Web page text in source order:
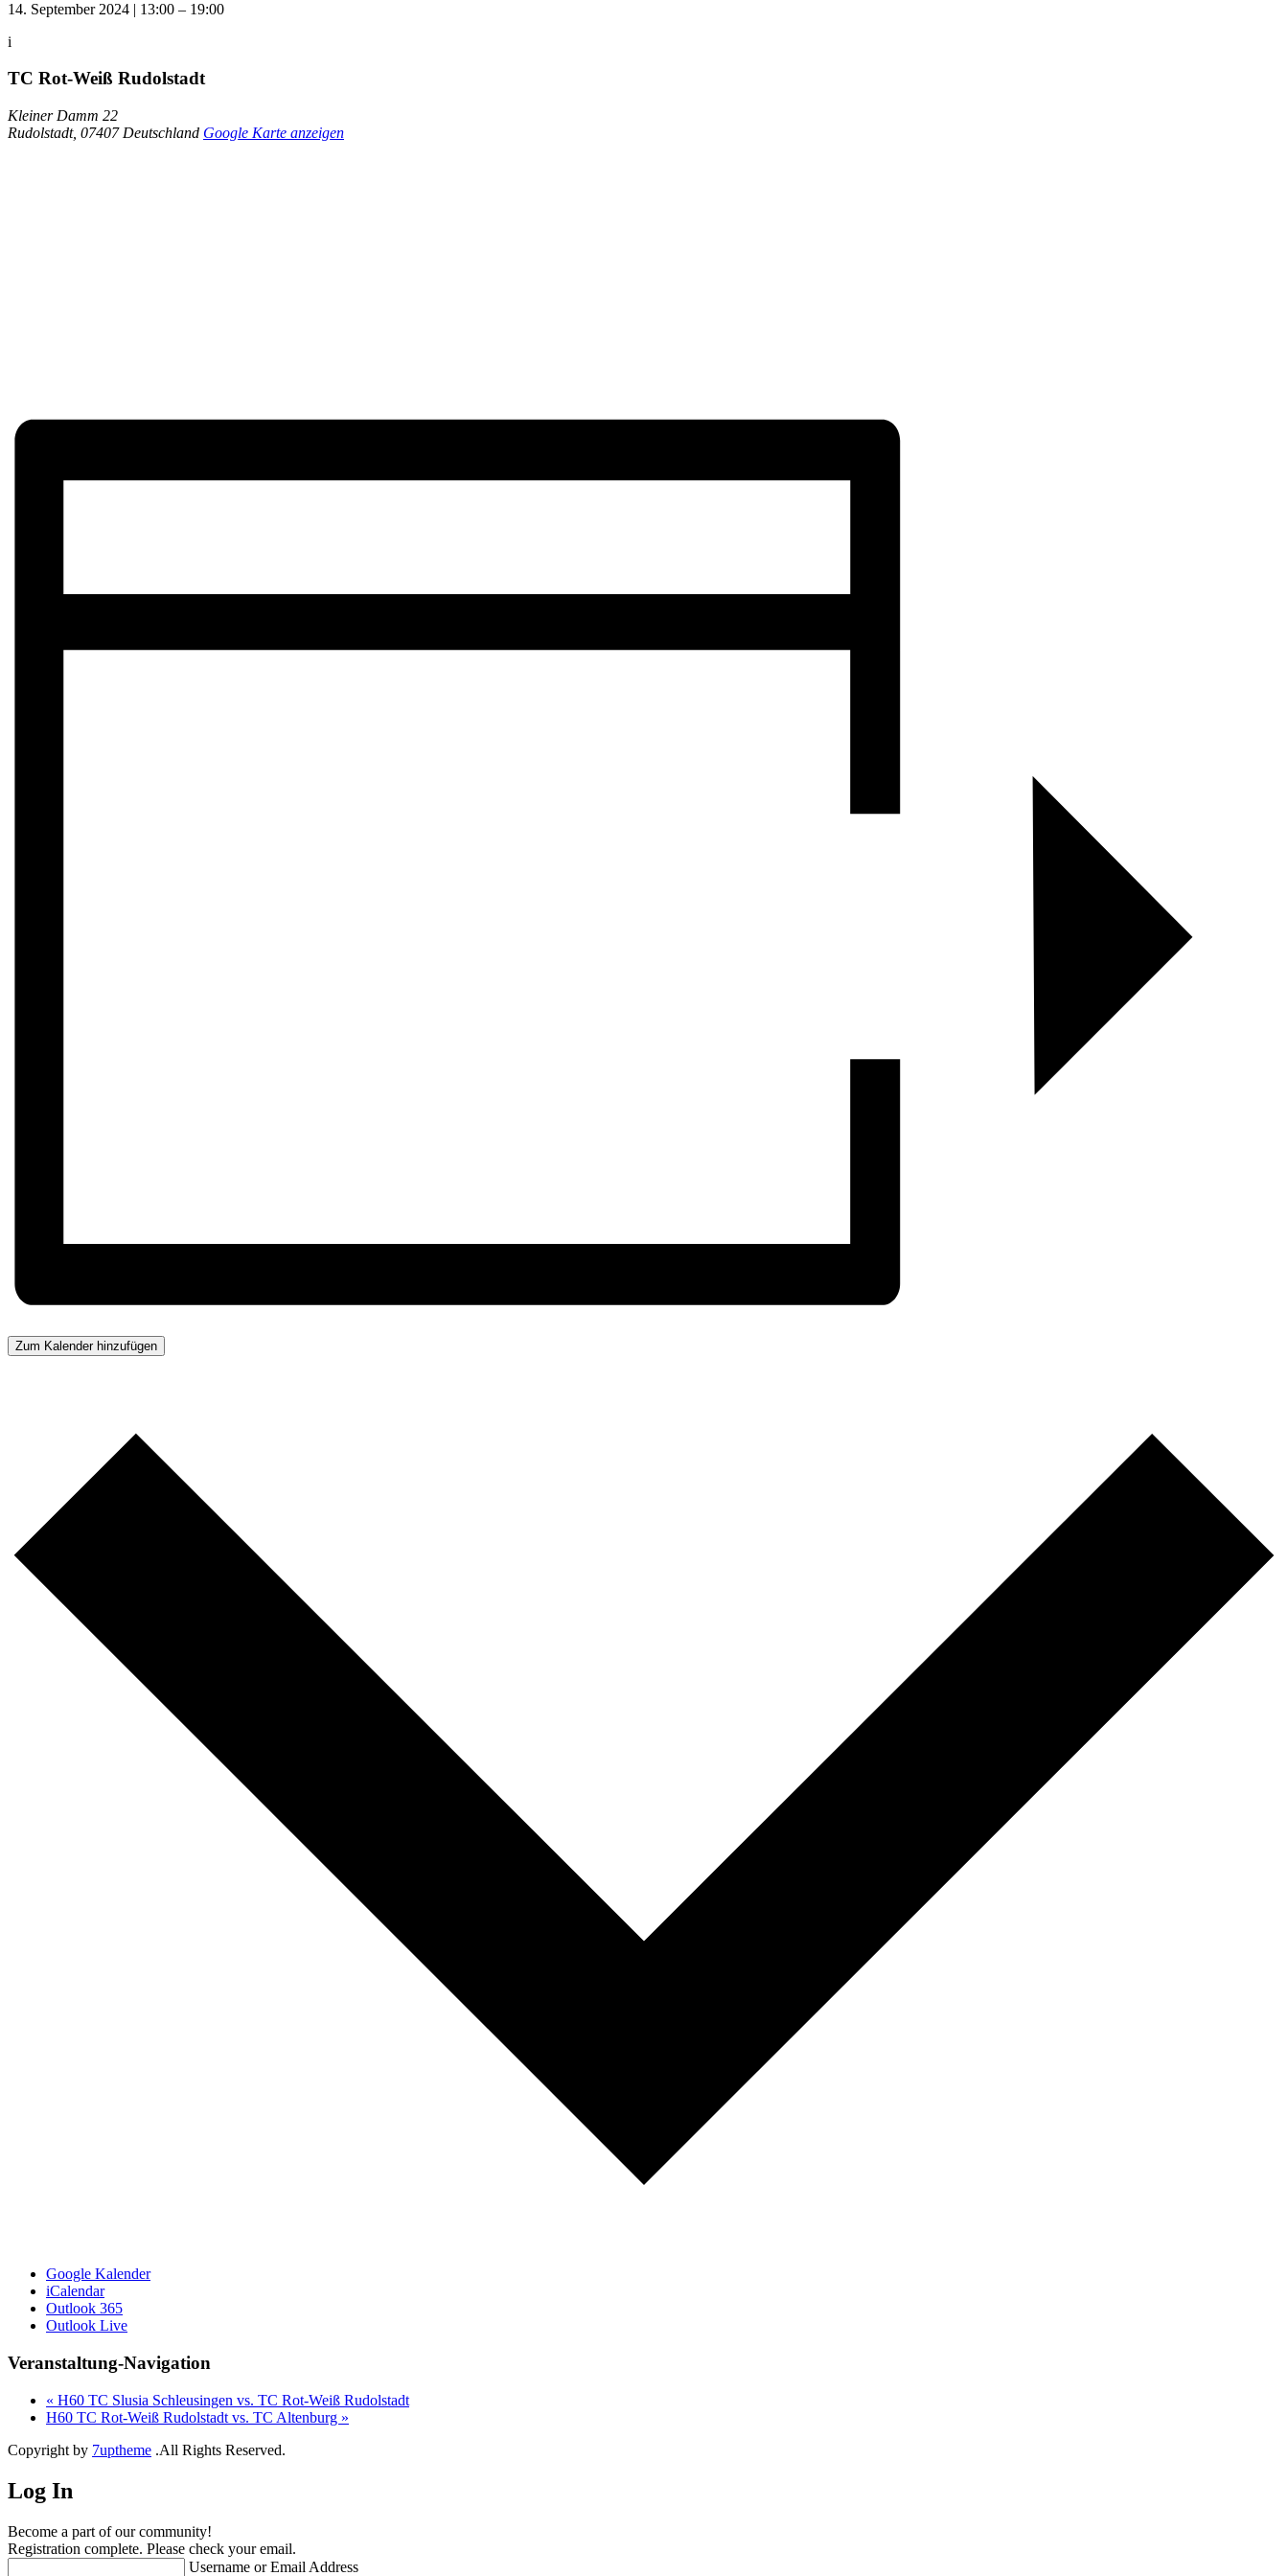
14. September 2024 | 13:00 – 19:00
i
TC Rot-Weiß Rudolstadt
Kleiner Damm 22
Rudolstadt, 07407 Deutschland Google Karte anzeigen
Zum Kalender hinzufügen
Google Kalender
iCalendar
Outlook 365
Outlook Live
Veranstaltung-Navigation
« H60 TC Slusia Schleusingen vs. TC Rot-Weiß Rudolstadt
H60 TC Rot-Weiß Rudolstadt vs. TC Altenburg »
Copyright by 7uptheme .All Rights Reserved.
Log In
Become a part of our community!
Registration complete. Please check your email.
Username or Email Address